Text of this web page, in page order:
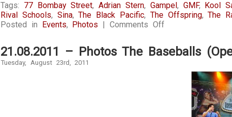
Tags: 77 Bombay Street,Adrian Stern, Gampel, GMF, Kool
Rival Schools, Sina,The Black Pacific, The Offspring,The
Posted in Events, Photos |Comments Offon
–
(Schweiz)
21.08.2011 – Photos The Baseballs
Tuesday, August 23rd, 2011